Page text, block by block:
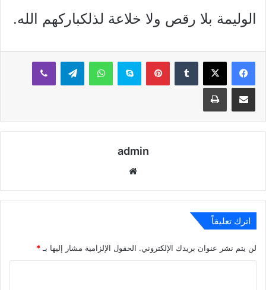
الوليمة بلا رقص ولا خلاعة لذلكباركهم الله.
بينتيريستسكايب واتساب تيلقرام ڤايبر
مشاركة عبر البريد طباعة
admin
اترك تعليقاً
لن يتم نشر عنوان بريدك الإلكتروني. الحقول الإلزامية مشار إليها بـ *